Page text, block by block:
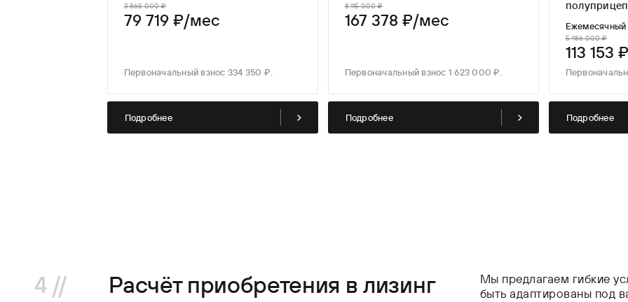
3 865 000 ₽
79 719 ₽/мес
Первоначальный взнос 334 350 ₽.
Подробнее
8 115 000 ₽
167 378 ₽/мес
Первоначальный взнос 1 623 000 ₽.
Подробнее
Ежемесячный
5 486 000 ₽
113 153
Подробнее
4 // Расчёт приобретения в лизинг
Мы предлагаем гибкие
быть адаптированы под